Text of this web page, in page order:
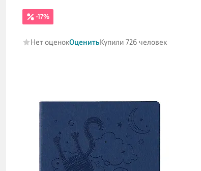
-17%
Нет оценокОценитьКупили 726 человек